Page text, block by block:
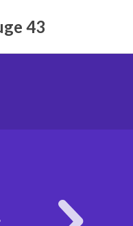
43